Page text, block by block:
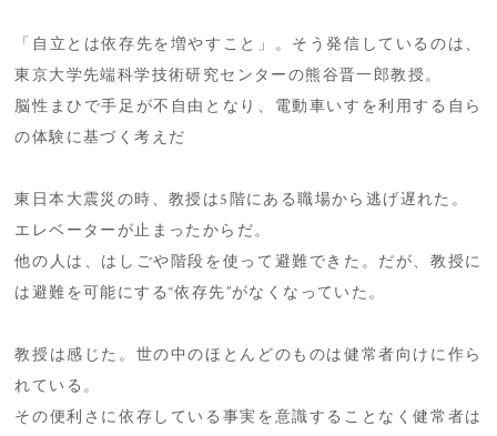
「自立とは依存先を増やすこと」。そう発信しているのは、
東京大学先端科学技術研究センターの熊谷晋一郎教授。
脳性まひで手足が不自由となり、電動車いすを利用する自ら
の体験に基づく考えだ
東日本大震災の時、教授は5階にある職場から逃げ遅れた。
エレベーターが止まったからだ。
他の人は、はしごや階段を使って避難できた。だが、教授に
は避難を可能にする“依存先”がなくなっていた。
教授は感じた。世の中のほとんどのものは健常者向けに作ら
れている。
その便利さに依存している事実を意識することなく健常者は